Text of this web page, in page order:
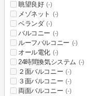
眺望良好 (-)
メゾネット (-)
ベランダ (-)
バルコニー (-)
ルーフバルコニー (-)
オール電化 (-)
24時間換気システム (-)
２面バルコニー (-)
３面バルコニー (-)
両面バルコニー (-)